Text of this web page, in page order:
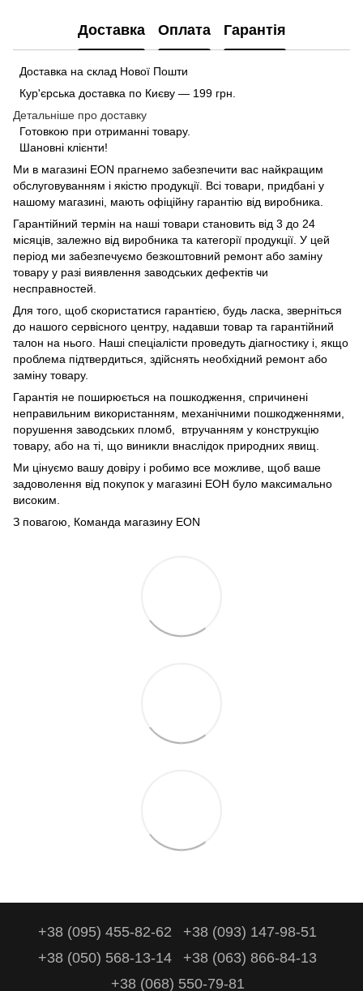
Доставка Оплата Гарантія
Доставка на склад Нової Пошти
Кур'єрська доставка по Києву — 199 грн.
Детальніше про доставку
Готовкою при отриманні товару.
Шановні клієнти!
Ми в магазині EON прагнемо забезпечити вас найкращим
обслуговуванням і якістю продукції. Всі товари, придбані у
нашому магазині, мають офіційну гарантію від виробника.
Гарантійний термін на наші товари становить від 3 до 24
місяців, залежно від виробника та категорії продукції. У цей
період ми забезпечуємо безкоштовний ремонт або заміну
товару у разі виявлення заводських дефектів чи
несправностей.
Для того, щоб скористатися гарантією, будь ласка, зверніться
до нашого сервісного центру, надавши товар та гарантійний
талон на нього. Наші спеціалісти проведуть діагностику і, якщо
проблема підтвердиться, здійснять необхідний ремонт або
заміну товару.
Гарантія не поширюється на пошкодження, спричинені
неправильним використанням, механічними пошкодженнями,
порушення заводських пломб, втручанням у конструкцію
товару, або на ті, що виникли внаслідок природних явищ.
Ми цінуємо вашу довіру і робимо все можливе, щоб ваше
задоволення від покупок у магазині ЕОН було максимально
високим.
З повагою, Команда магазину EON
+38 (095) 455-82-62
+38 (093) 147-98-51
+38 (050) 568-13-14
+38 (063) 866-84-13
+38 (068) 550-79-81